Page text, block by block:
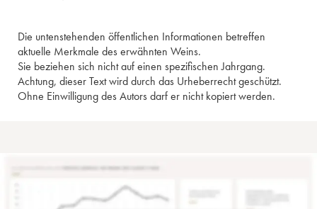
Die untenstehenden öffentlichen Informationen betreffen
aktuelle Merkmale des erwähnten Weins.
Sie beziehen sich nicht auf einen spezifischen Jahrgang.
Achtung, dieser Text wird durch das Urheberrecht geschützt.
Ohne Einwilligung des Autors darf er nicht kopiert werden.